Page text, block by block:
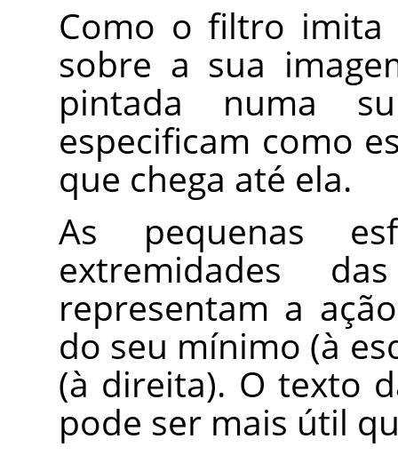
Como o filtro
sobre a sua
pintada numa
especificam como
que chega até ela.
As pequenas
extremidades
representam a
do seu mínimo (à
(à direita). O texto
pode ser mais útil